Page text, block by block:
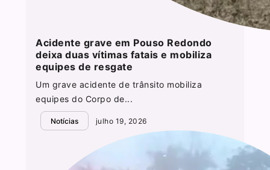
Acidente grave em Pouso Redondo
deixa duas vítimas fatais e mobiliza
equipes de resgate
Um grave acidente de trânsito mobiliza
equipes do Corpo de...
Notícias julho 19, 2026